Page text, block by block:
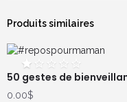
Produits similaires
50 gestes de
Note
1.00
0.00$